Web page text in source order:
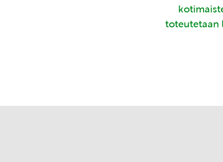
toteutetaan